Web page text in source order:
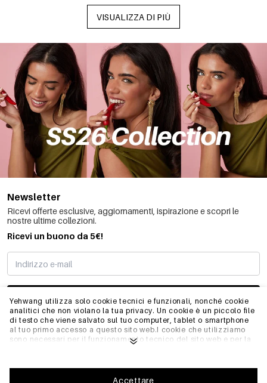
Yehwang utilizza solo cookie tecnici e funzionali, nonché cookie
analitici che non violano la tua privacy. Un cookie è un piccolo file
di testo che viene salvato sul tuo computer, tablet o smartphone
al tuo primo accesso a questo sito web.I cookie che utilizziamo
sono necessari per il funzionamento tecnico del sito web e per la
permettono anche di ottimizzare il nostro sito web.Per garantire
una buona esperienza di navigazione e acquisto su Yehwang, ti
Accettare
VISUALIZZA DI PIÙ
Newsletter
Ricevi offerte esclusive, aggiornamenti, ispirazione e scopri le
nostre ultime collezioni.
Ricevi un buono da 5€!
MI STO REGISTRANDO
INFO